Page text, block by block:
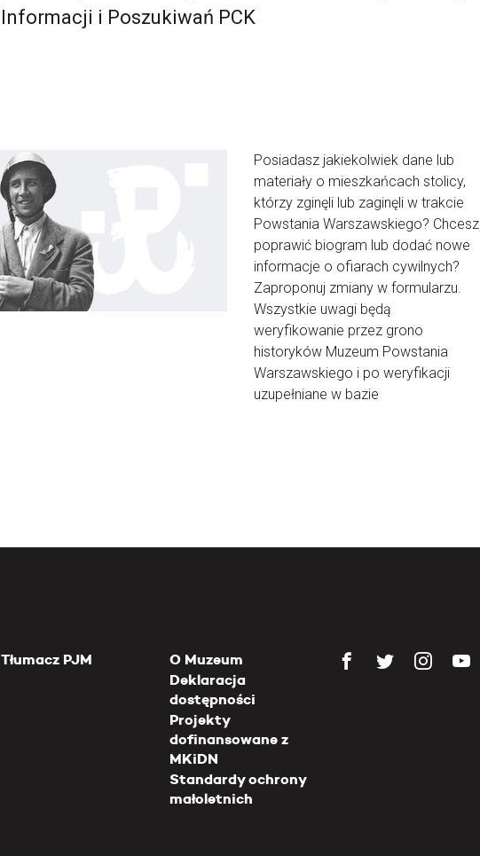
Informacji i Poszukiwań PCK
Posiadasz jakiekolwiek dane lub
materiały o mieszkańcach stolicy,
którzy zginęli lub zaginęli w trakcie
Powstania Warszawskiego? Chcesz
poprawić biogram lub dodać nowe
informacje o ofiarach cywilnych?
Zaproponuj zmiany w formularzu.
Wszystkie uwagi będą
weryfikowanie przez grono
historyków Muzeum Powstania
Warszawskiego i po weryfikacji
uzupełniane w bazie
Tłumacz PJM
O Muzeum
Deklaracja
dostępności
Projekty
dofinansowane z
MKiDN
Standardy ochrony
małoletnich